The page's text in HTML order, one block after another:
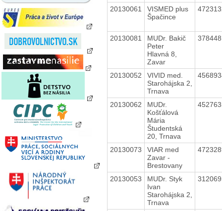
20130061
VISMED plus
Špačince
20130081
MUDr. Bakič
Peter
Hlavná 8,
Zavar
20130052
VIVID med.
Starohájska 2,
Trnava
20130062
MUDr.
Košťálová
Mária
Študentská
20, Trnava
20130073
VIAR med
Zavar -
Brestovany
20130053
MUDr. Styk
Ivan
Starohájska 2,
Trnava